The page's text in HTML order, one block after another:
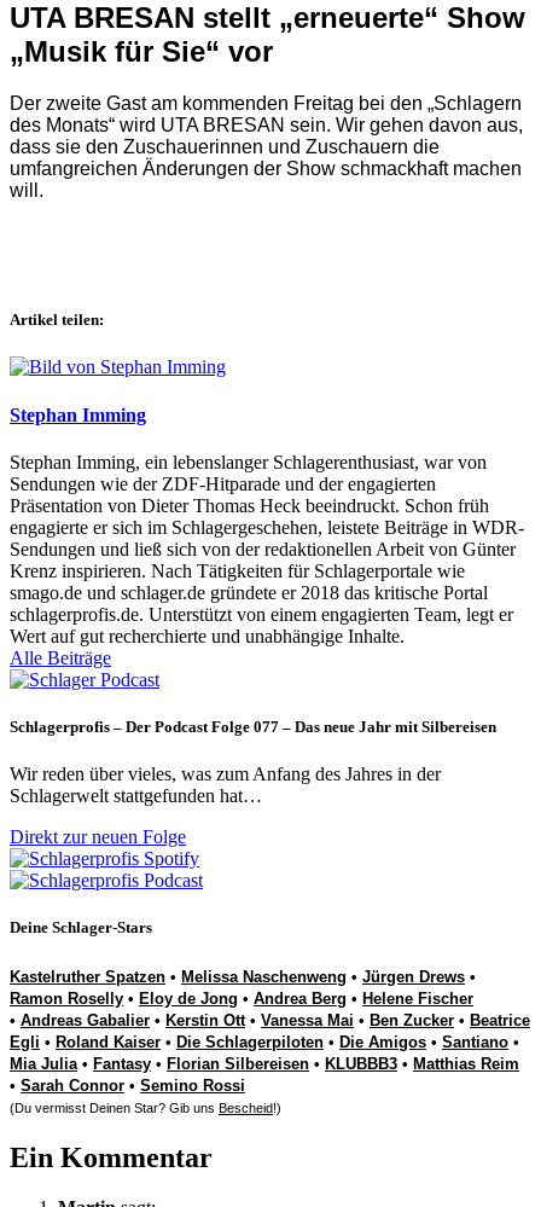
UTA BRESAN stellt „erneuerte“ Show
„Musik für Sie“ vor
Der zweite Gast am kommenden Freitag bei den „Schlagern
des Monats“ wird UTA BRESAN sein. Wir gehen davon aus,
dass sie den Zuschauerinnen und Zuschauern die
umfangreichen Änderungen der Show schmackhaft machen
will.
Artikel teilen:
Stephan Imming
Stephan Imming, ein lebenslanger Schlagerenthusiast, war von
Sendungen wie der ZDF-Hitparade und der engagierten
Präsentation von Dieter Thomas Heck beeindruckt. Schon früh
engagierte er sich im Schlagergeschehen, leistete Beiträge in WDR-
Sendungen und ließ sich von der redaktionellen Arbeit von Günter
Krenz inspirieren. Nach Tätigkeiten für Schlagerportale wie
smago.de und schlager.de gründete er 2018 das kritische Portal
schlagerprofis.de. Unterstützt von einem engagierten Team, legt er
Wert auf gut recherchierte und unabhängige Inhalte.
Alle Beiträge
Schlagerprofis – Der Podcast Folge 077 – Das neue Jahr mit Silbereisen
Wir reden über vieles, was zum Anfang des Jahres in der
Schlagerwelt stattgefunden hat…
Direkt zur neuen Folge
Deine Schlager-Stars
Kastelruther Spatzen • Melissa Naschenweng • Jürgen Drews •
Ramon Roselly • Eloy de Jong • Andrea Berg • Helene Fischer
• Andreas Gabalier • Kerstin Ott• Vanessa Mai • Ben Zucker • Beatrice
Egli • Roland Kaiser • Die Schlagerpiloten • Die Amigos • Santiano •
Mia Julia • Fantasy • Florian Silbereisen • KLUBBB3 • Matthias Reim
• Sarah Connor • Semino Rossi
(Du vermisst Deinen Star? Gib uns Bescheid!)
Ein Kommentar